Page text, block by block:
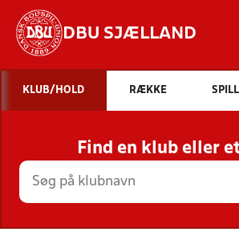
DBU SJÆLLAND
INDHOLD
STILLINGER, RESULTATER,
HOLD
KLUB/HOLD RÆKKE
Find en klub eller